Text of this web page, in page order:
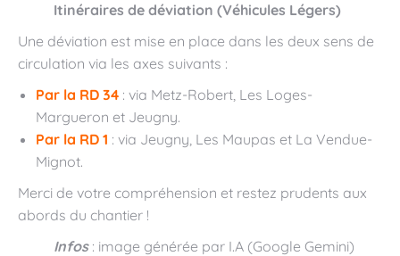
Itinéraires de déviation (Véhicules Légers)
Une déviation est mise en place dans les deux sens de
circulation via les axes suivants :
Par la RD 34 : via Metz-Robert, Les Loges-
Margueron et Jeugny.
Par la RD 1 : via Jeugny, Les Maupas et La Vendue-
Mignot.
Merci de votre compréhension et restez prudents aux
abords du chantier !
Infos : image générée par I.A (Google Gemini)